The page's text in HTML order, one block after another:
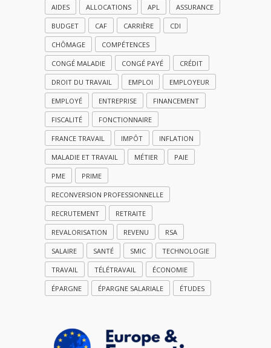
AIDES ALLOCATIONS APL ASSURANCE
BUDGET CAF CARRIÈRE CDI
CHÔMAGE COMPÉTENCES
CONGÉ MALADIE CONGÉ PAYÉ CRÉDIT
DROIT DU TRAVAIL EMPLOI EMPLOYEUR
EMPLOYÉ ENTREPRISE FINANCEMENT
FISCALITÉ FONCTIONNAIRE
FRANCE TRAVAIL IMPÔT INFLATION
MALADIE ET TRAVAIL MÉTIER PAIE
PME PRIME
RECONVERSION PROFESSIONNELLE
RECRUTEMENT RETRAITE
REVALORISATION REVENU RSA
SALAIRE SANTÉ SMIC TECHNOLOGIE
TRAVAIL TÉLÉTRAVAIL ÉCONOMIE
ÉPARGNE ÉPARGNE SALARIALE ÉTUDES